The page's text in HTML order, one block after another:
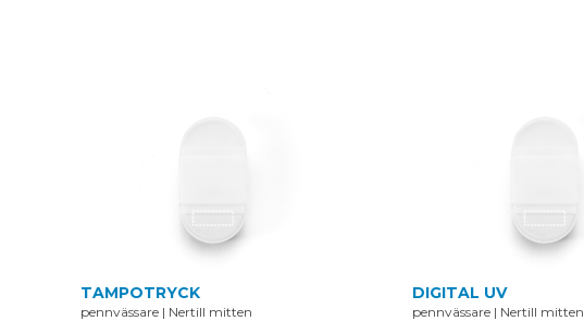
TAMPOTRYCK
pennvässare | Nertill mitten
DIGITAL UV
pennvässare | Nertill mitten